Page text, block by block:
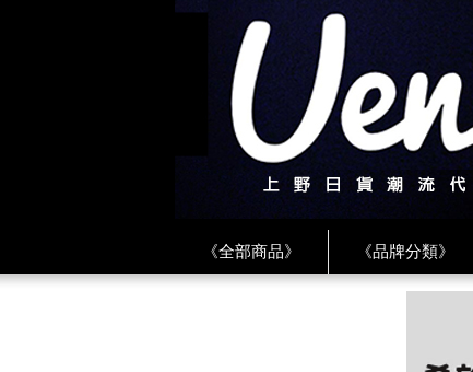
《全部商品》 《品牌分類》
《CDG》